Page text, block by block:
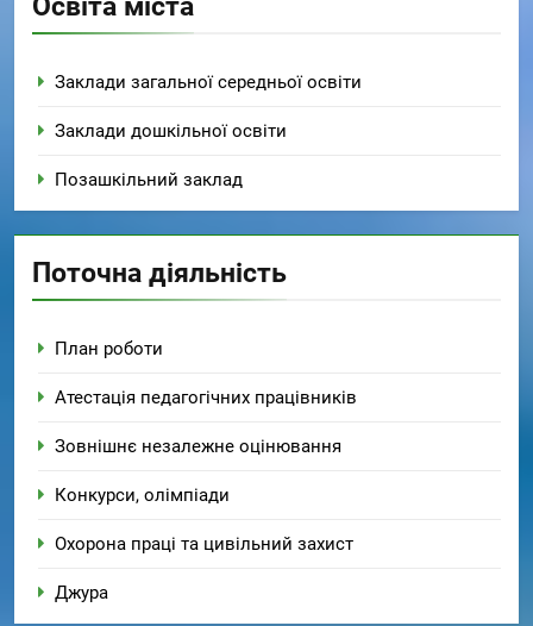
Заклади загальної середньої освіти
Заклади дошкільної освіти
Позашкільний заклад
Поточна діяльність
План роботи
Атестація педагогічних працівників
Зовнішнє незалежне оцінювання
Конкурси, олімпіади
Охорона праці та цивільний захист
Джура